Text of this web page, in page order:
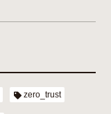
zero_trust